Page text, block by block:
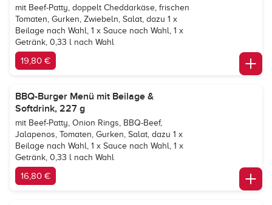
mit Beef-Patty, doppelt Cheddarkäse, frischen
Tomaten, Gurken, Zwiebeln, Salat, dazu 1 x
Beilage nach Wahl, 1 x Sauce nach Wahl, 1 x
Getränk, 0,33 l nach Wahl
19,80 €
BBQ-Burger Menü mit Beilage &
Softdrink, 227 g
mit Beef-Patty, Onion Rings, BBQ-Beef,
Jalapenos, Tomaten, Gurken, Salat, dazu 1 x
Beilage nach Wahl, 1 x Sauce nach Wahl, 1 x
Getränk, 0,33 l nach Wahl
16,80 €